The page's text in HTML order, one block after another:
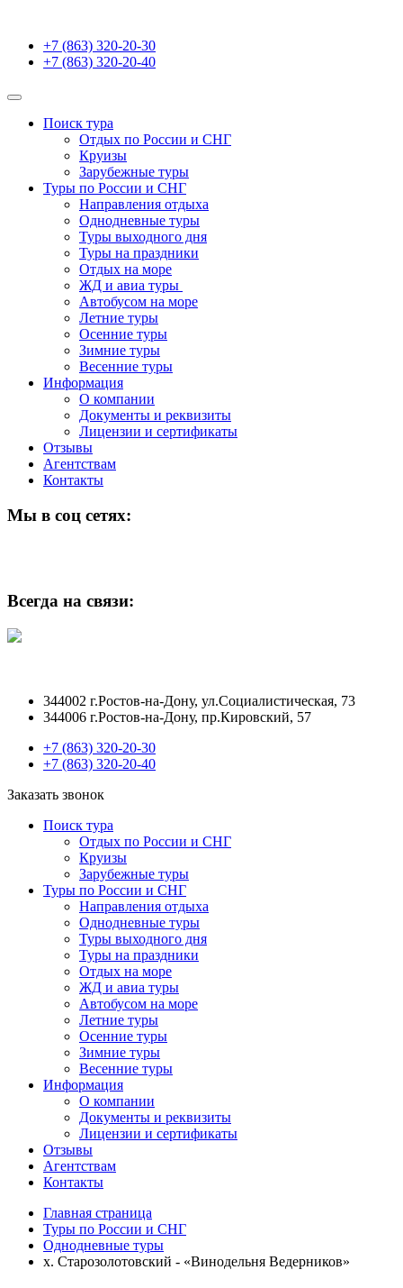
+7 (863) 320-20-30
+7 (863) 320-20-40
Поиск тура
Отдых по России и СНГ
Круизы
Зарубежные туры
Туры по России и СНГ
Направления отдыха
Однодневные туры
Туры выходного дня
Туры на праздники
Отдых на море
ЖД и авиа туры
Автобусом на море
Летние туры
Осенние туры
Зимние туры
Весенние туры
Информация
О компании
Документы и реквизиты
Лицензии и сертификаты
Отзывы
Агентствам
Контакты
Мы в соц сетях:
Всегда на связи:
344002 г.Ростов-на-Дону, ул.Социалистическая, 73
344006 г.Ростов-на-Дону, пр.Кировский, 57
+7 (863) 320-20-30
+7 (863) 320-20-40
Заказать звонок
Поиск тура
Отдых по России и СНГ
Круизы
Зарубежные туры
Туры по России и СНГ
Направления отдыха
Однодневные туры
Туры выходного дня
Туры на праздники
Отдых на море
ЖД и авиа туры
Автобусом на море
Летние туры
Осенние туры
Зимние туры
Весенние туры
Информация
О компании
Документы и реквизиты
Лицензии и сертификаты
Отзывы
Агентствам
Контакты
Главная страница
Туры по России и СНГ
Однодневные туры
х. Старозолотовский - «Винодельня Ведерников»